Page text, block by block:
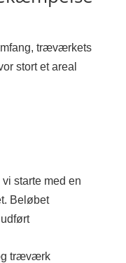
træværkets
stort et areal
starte med en
Beløbet
træværk